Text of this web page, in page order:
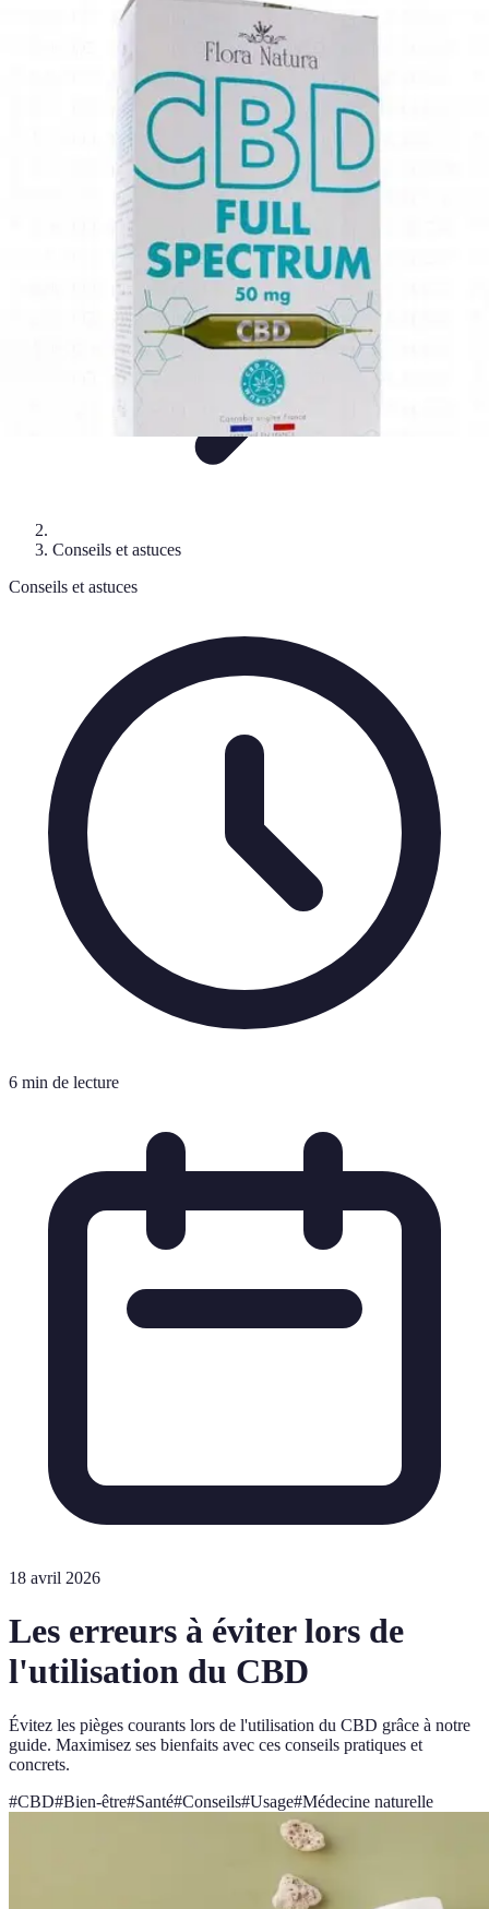
Utilisation du CBDAchat
Mon CBD Pro
Conseils et astuces
Conseils et astuces
6 min de lecture
18 avril 2026
Les erreurs à éviter lors de
l'utilisation du CBD
Évitez les pièges courants lors de l'utilisation du CBD grâce à notre
guide. Maximisez ses bienfaits avec ces conseils pratiques et
concrets.
#CBD#Bien-être#Santé#Conseils#Usage#Médecine naturelle